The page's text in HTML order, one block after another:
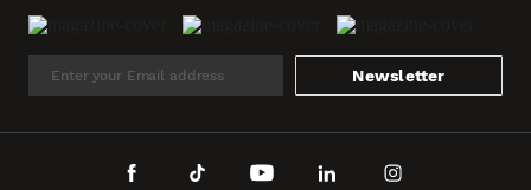
Newsletter